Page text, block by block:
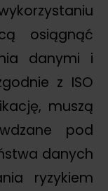
osiągnąć
danymi i
z ISO
muszą
pod
danych
ryzykiem